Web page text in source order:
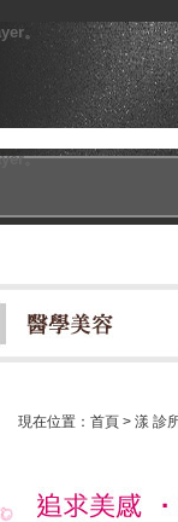
。
。
現在位置： 首頁 > 漾 診